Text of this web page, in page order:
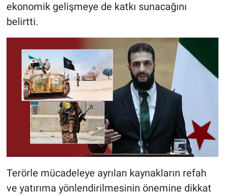
ekonomik gelişmeye de katkı sunacağını
belirtti.
Terörle mücadeleye ayrılan kaynakların refah
ve yatırıma yönlendirilmesinin önemine dikkat